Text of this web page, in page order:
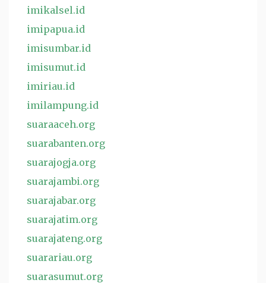
imikalsel.id
imipapua.id
imisumbar.id
imisumut.id
imiriau.id
imilampung.id
suaraaceh.org
suarabanten.org
suarajogja.org
suarajambi.org
suarajabar.org
suarajatim.org
suarajateng.org
suarariau.org
suarasumut.org